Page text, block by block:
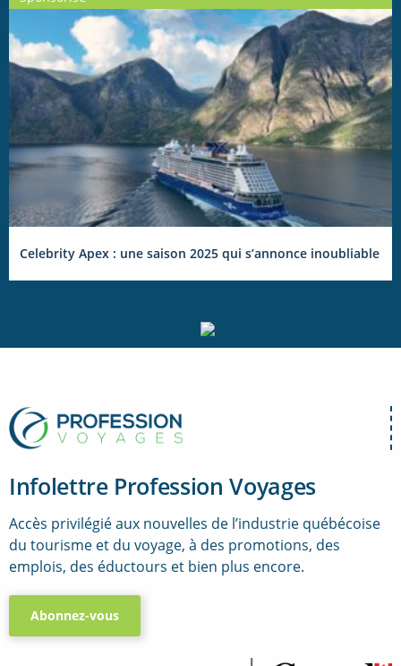
Celebrity Apex : une saison 2025 qui s’annonce inoubliable
Infolettre Profession Voyages
Accès privilégié aux nouvelles de l’industrie québécoise
du tourisme et du voyage, à des promotions, des
emplois, des éductours et bien plus encore.
Abonnez-vous